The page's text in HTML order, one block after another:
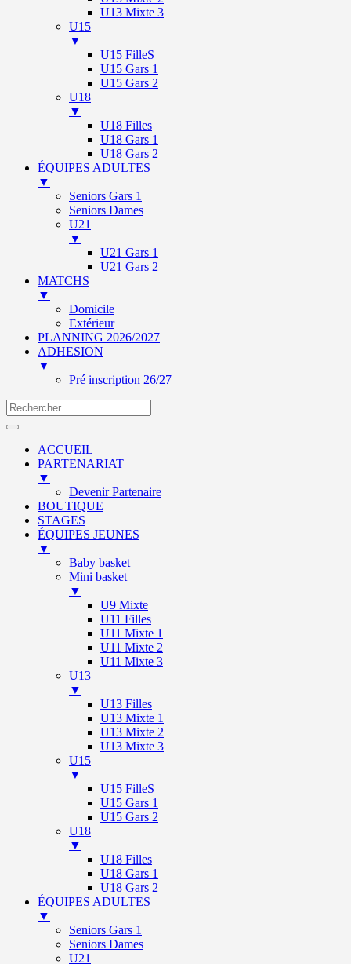
U13 Mixte 3
U15
▼
U15 FilleS
U15 Gars 1
U15 Gars 2
U18
▼
U18 Filles
U18 Gars 1
U18 Gars 2
ÉQUIPES ADULTES
▼
Seniors Gars 1
Seniors Dames
U21
▼
U21 Gars 1
U21 Gars 2
MATCHS
▼
Domicile
Extérieur
PLANNING 2026/2027
ADHESION
▼
Pré inscription 26/27
ACCUEIL
PARTENARIAT
▼
Devenir Partenaire
BOUTIQUE
STAGES
ÉQUIPES JEUNES
▼
Baby basket
Mini basket
▼
U9 Mixte
U11 Filles
U11 Mixte 1
U11 Mixte 2
U11 Mixte 3
U13
▼
U13 Filles
U13 Mixte 1
U13 Mixte 2
U13 Mixte 3
U15
▼
U15 FilleS
U15 Gars 1
U15 Gars 2
U18
▼
U18 Filles
U18 Gars 1
U18 Gars 2
ÉQUIPES ADULTES
▼
Seniors Gars 1
Seniors Dames
U21